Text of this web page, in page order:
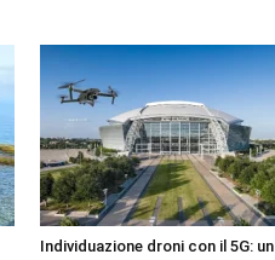
Individuazione droni con il 5G: un